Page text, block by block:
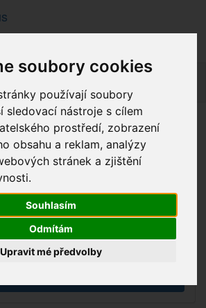
soubory cookies
používají soubory
sledovací nástroje s cílem
prostředí, zobrazení
obsahu a reklam, analýzy
stránek a zjištění
Souhlasím
Odmítám
Upravit mé předvolby
tuto chvíli je Náš internetový obchod v
on-line nyní nelze vyřídit.